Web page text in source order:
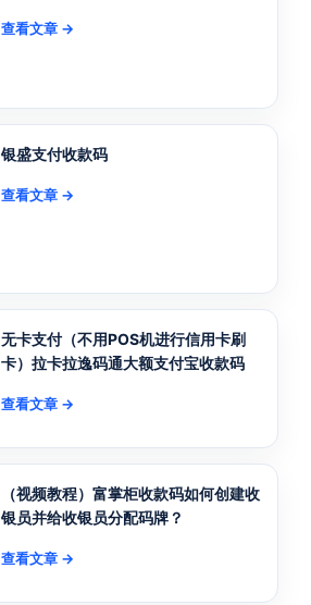
查看文章 →
银盛支付收款码
查看文章 →
无卡支付（不用POS机进行信用卡刷
卡）拉卡拉逸码通大额支付宝收款码
查看文章 →
（视频教程）富掌柜收款码如何创建收
银员并给收银员分配码牌？
查看文章 →